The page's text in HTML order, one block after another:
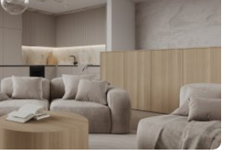
REKREAČNÉ NEHNUTEĽNOSTI
PROJEKTY POD VEDENÍM YIT
zachrániť Slovensko?
bývania ku Kolaudátorovi